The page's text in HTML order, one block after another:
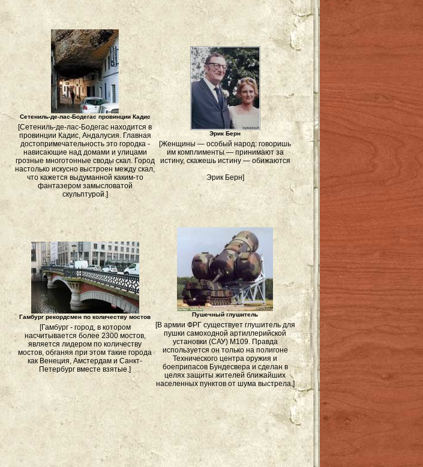
Сетениль-де-лас-Бодегас провинции Кадис
[Сетениль-де-лас-Бодегас находится в
провинции Кадис, Андалусия. Главная
достопримечательность это городка -
нависающие над домами и улицами
грозные многотонные своды скал. Город
настолько искусно выстроен между скал,
что кажется выдуманной каким-то
фантазером замысловатой
скульптурой.]
Эрик Берн
[Женщины — особый народ: говоришь
им комплименты — принимают за
истину, скажешь истину — обижаются
Эрик Берн]
Гамбург рекордсмен по количеству мостов
[Гамбург - город, в котором
насчитывается более 2300 мостов,
является лидером по количеству
мостов, обганяя при этом такие города
как Венеция, Амстердам и Санкт-
Петербург вместе взятые.]
Пушечный глушитель
[В армии ФРГ существует глушитель для
пушки самоходной артиллерийской
установки (САУ) M109. Правда
используется он только на полигоне
Технического центра оружия и
боеприпасов Бундесвера и сделан в
целях защиты жителей ближайших
населенных пунктов от шума выстрела.]